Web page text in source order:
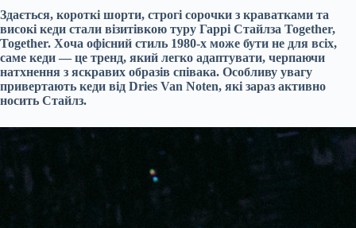
Здається, короткі шорти, строгі сорочки з краватками та
високі кеди стали візитівкою туру Гаррі Стайлза Together,
Together. Хоча офісний стиль 1980-х може бути не для всіх,
саме кеди — це тренд, який легко адаптувати, черпаючи
натхнення з яскравих образів співака. Особливу увагу
привертають кеди від Dries Van Noten, які зараз активно
носить Стайлз.